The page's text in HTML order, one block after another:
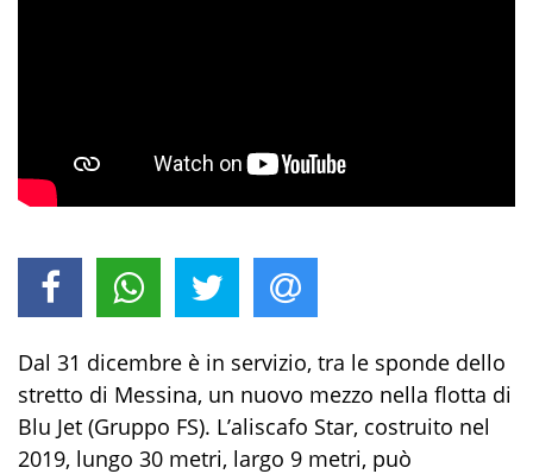
Dal 31 dicembre è in servizio, tra le sponde dello
stretto di Messina, un nuovo mezzo nella flotta di
Blu Jet (Gruppo FS). L’aliscafo Star, costruito nel
2019, lungo 30 metri, largo 9 metri, può